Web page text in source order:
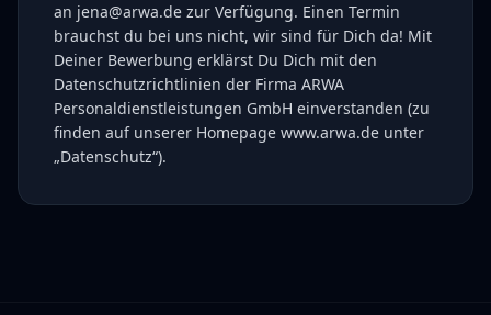
an jena@arwa.de zur Verfügung. Einen Termin
brauchst du bei uns nicht, wir sind für Dich da! Mit
Deiner Bewerbung erklärst Du Dich mit den
Datenschutzrichtlinien der Firma ARWA
Personaldienstleistungen GmbH einverstanden (zu
finden auf unserer Homepage www.arwa.de unter
„Datenschutz“).